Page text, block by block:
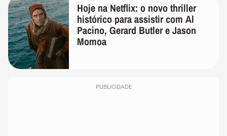
Hoje na Netflix: o novo thriller
histórico para assistir com Al
Pacino, Gerard Butler e Jason
Momoa
PUBLICIDADE